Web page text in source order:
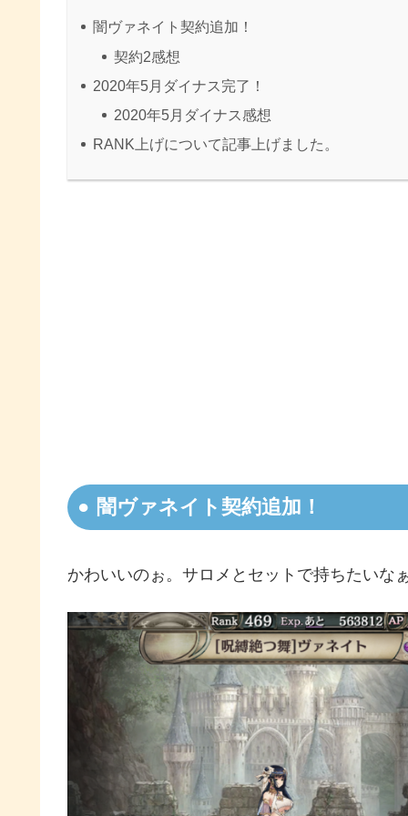
闇ヴァネイト契約追加！
契約2感想
2020年5月ダイナス完了！
2020年5月ダイナス感想
RANK上げについて記事上げました。
闇ヴァネイト契約追加！
かわいいのぉ。サロメとセットで持ちたいな